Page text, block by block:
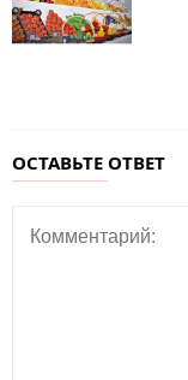
ОСТАВЬТЕ ОТВЕТ